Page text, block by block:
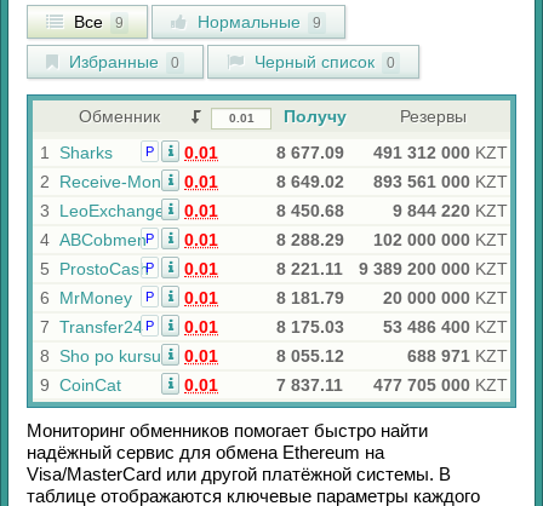
Все 9 Нормальные 9
Избранные 0 Черный список 0
Обменник Получу
Резервы
1
Sharks Р 0.01 8 677.09 491 312 000 KZT
2
Receive-Money 0.01 8 649.02 893 561 000 KZT
3
LeoExchanger 0.01 8 450.68 9 844 220 KZT
4 ABCobmenР 0.01 8 288.29 102 000 000 KZT
5
ProstoCashР 0.01 8 221.11 9 389 200 000 KZT
6
MrMoney Р 0.01 8 181.79 20 000 000 KZT
7 Transfer24Р 0.01 8 175.03 53 486 400 KZT
8 Sho po kursu 0.01 8 055.12 688 971 KZT
9 CoinCat 0.01 7 837.11 477 705 000 KZT
Мониторинг обменников помогает быстро найти
надёжный сервис для обмена Ethereum на
Visa/MasterCard или другой платёжной системы. В
таблице отображаются ключевые параметры каждого